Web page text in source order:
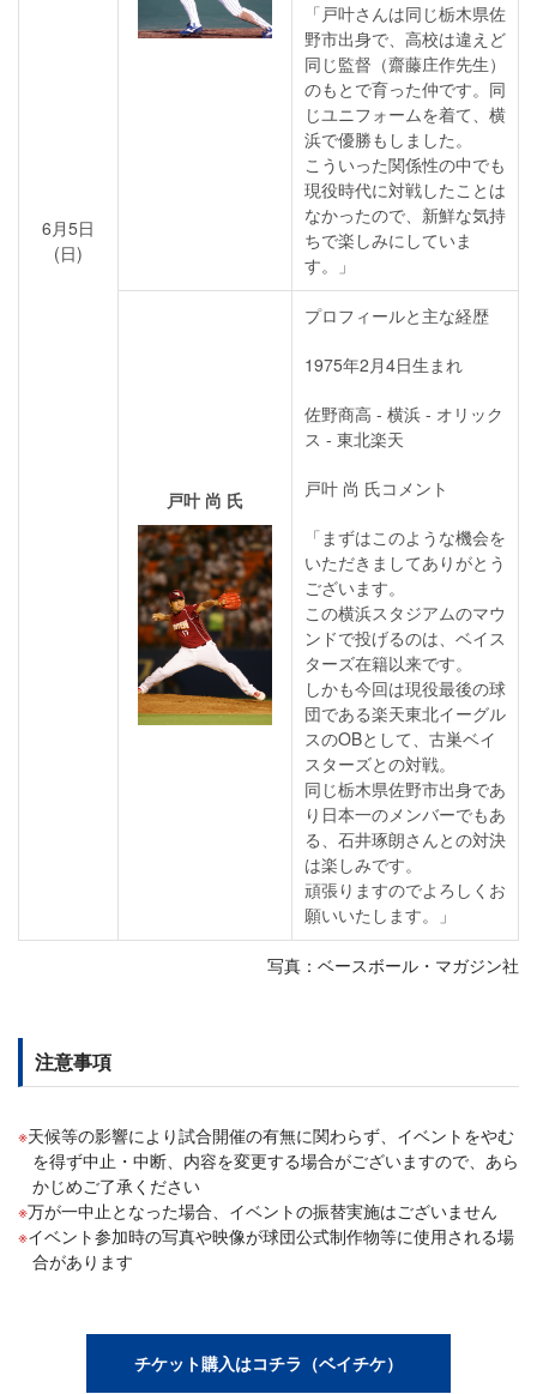
6月5日
(日)
「戸叶さんは同じ栃木県佐
野市出身で、高校は違えど
同じ監督（齋藤庄作先生）
のもとで育った仲です。同
じユニフォームを着て、横
浜で優勝もしました。
こういった関係性の中でも
現役時代に対戦したことは
なかったので、新鮮な気持
ちで楽しみにしていま
す。」
戸叶 尚 氏
プロフィールと主な経歴
1975年2月4日生まれ
佐野商高 - 横浜 - オリック
ス - 東北楽天
戸叶 尚 氏コメント
「まずはこのような機会を
いただきましてありがとう
ございます。
この横浜スタジアムのマウ
ンドで投げるのは、ベイス
ターズ在籍以来です。
しかも今回は現役最後の球
団である楽天東北イーグル
スのOBとして、古巣ベイ
スターズとの対戦。
同じ栃木県佐野市出身であ
り日本一のメンバーでもあ
る、石井琢朗さんとの対決
は楽しみです。
頑張りますのでよろしくお
願いいたします。」
写真：ベースボール・マガジン社
注意事項
天候等の影響により試合開催の有無に関わらず、イベントをやむ
を得ず中止・中断、内容を変更する場合がございますので、あら
かじめご了承ください
万が一中止となった場合、イベントの振替実施はございません
イベント参加時の写真や映像が球団公式制作物等に使用される場
合があります
チケット購入はコチラ（ベイチケ）